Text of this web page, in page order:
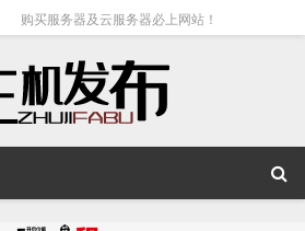
购买服务器及云服务器必上网站！